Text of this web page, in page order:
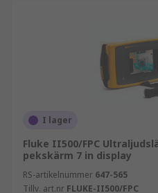
I lager
Fluke II500/FPC
pekskärm 7 in display
RS-artikelnummer 647-565
Tillv. art.nr FLUKE-II500/FPC